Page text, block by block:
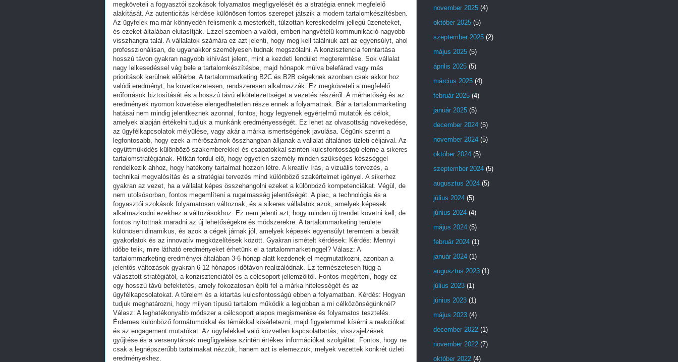
megköveteli a fogyasztói szokások folyamatos megfigyelését és a stratégia ennek megfelelő
alakítását. Az autenticitás kérdése különösen fontos szerepet játszik a modern tartalomkészítésben.
Az ügyfelek ma már könnyedén felismerik a mesterkélt, túlzottan kereskedelmi jellegű üzeneteket,
és ezeket általában elutasítják. Ezzel szemben a valódi, emberi hangvételű kommunikáció nagyobb
visszhangra talál. A vállalatok számára ez azt jelenti, hogy meg kell találniuk azt az egyensúlyt, ahol
professzionálisan, de ugyanakkor személyesen tudnak megszólalni. A konzisztencia fenntartása
hosszú távon gyakran nagyobb kihívást jelent, mint a kezdeti lendület megteremtése. Sok vállalat
nagy lelkesedéssel vág bele a tartalomkészítésbe, majd hónapok múlva belefárad vagy más
prioritások kerülnek előtérbe. A tartalommarketing B2C és B2B cégeknek azonban csak akkor hoz
valódi eredményt, ha következetesen, rendszeresen alkalmazzák. Ez megköveteli a megfelelő
erőforrások biztosítását és a hosszú távú elkötelezettséget a vezetés részéről. A mérhetőség és az
eredmények nyomon követése elengedhetetlen része ennek a folyamatnak. Bár a tartalommarketing
hatásai nem mindig jelentkeznek azonnal, fontos, hogy legyenek egyértelmű mutatók és célok,
amelyek alapján értékelni tudjuk a munkánk eredményességét. Ez lehet az olvasottság növekedése,
az ügyfélkapcsolatok mélyülése, vagy akár a márka ismertségének javulása. Cégünk szerint a
legfontosabb, hogy ezek a mérőszámok összhangban álljanak a vállalat általános üzleti céljaival. Az
együttműködés különböző szakemberekkel és csapatokkal szintén kulcsfontosságú eleme a sikeres
tartalomstratégiának. Ritkán fordul elő, hogy egyetlen személy minden szükséges készséggel
rendelkezik ahhoz, hogy hatékony tartalmat hozzon létre. A kreatív írás, a vizuális tervezés, a
technikai megvalósítás és a stratégiai tervezés mind különböző szakértelmet igényel. A sikerhez
gyakran az vezet, ha a vállalat képes összehangolni ezeket a különböző kompetenciákat. Végül, de
nem utolsósorban, fontos megemlíteni a rugalmasság jelentőségét. A piac, a technológia és a
fogyasztói szokások folyamatosan változnak, és a sikeres vállalatok azok, amelyek képesek
alkalmazkodni ezekhez a változásokhoz. Ez nem jelenti azt, hogy minden új trendet követni kell, de
fontos nyitottnak maradni az új lehetőségekre és módszerekre. A tartalommarketing területe
különösen dinamikus, és azok a cégek járnak jól, amelyek képesek egyensúlyt teremteni a bevált
gyakorlatok és az innovatív megközelítések között. Gyakran ismételt kérdések: Kérdés: Mennyi
időbe telik, mire látható eredményeket érhetünk el a tartalommarketinggel? Válasz: A
tartalommarketing eredményei általában 3-6 hónap alatt kezdenek el megmutatkozni, azonban a
jelentős változások gyakran 6-12 hónapos időtávon realizálódnak. Ez természetesen függ a
választott stratégiától, a konzisztenciától és a célcsoport jellemzőitől. Fontos megérteni, hogy ez
egy hosszú távú befektetés, amely fokozatosan építi fel a márka hitelességét és az
ügyfélkapcsolatokat. A türelem és a kitartás kulcsfontosságú ebben a folyamatban. Kérdés: Hogyan
tudjuk meghatározni, hogy milyen típusú tartalom működik a legjobban a mi célközönségünknél?
Válasz: A leghatékonyabb módszer a célcsoport alapos megismerése és folyamatos tesztelés.
Érdemes különböző formátumokkal és témákkal kísérletezni, majd figyelemmel kísérni a reakciókat
és az engagement mutatókat. Az ügyfelekkel való közvetlen kapcsolattartás, visszajelzések
gyűjtése és a versenytársak megfigyelése szintén értékes információkat szolgáltat. Fontos, hogy ne
csak a legnépszerűbb tartalmakat nézzük, hanem azt is elemezzük, melyek vezettek konkrét üzleti
eredményekhez.
november 2025 (4)
október 2025 (5)
szeptember 2025 (2)
május 2025 (5)
április 2025 (5)
március 2025 (4)
február 2025 (4)
január 2025 (5)
december 2024 (5)
november 2024 (5)
október 2024 (5)
szeptember 2024 (5)
augusztus 2024 (5)
július 2024 (5)
június 2024 (4)
május 2024 (5)
február 2024 (1)
január 2024 (1)
augusztus 2023 (1)
július 2023 (1)
június 2023 (1)
május 2023 (4)
december 2022 (1)
november 2022 (7)
október 2022 (4)